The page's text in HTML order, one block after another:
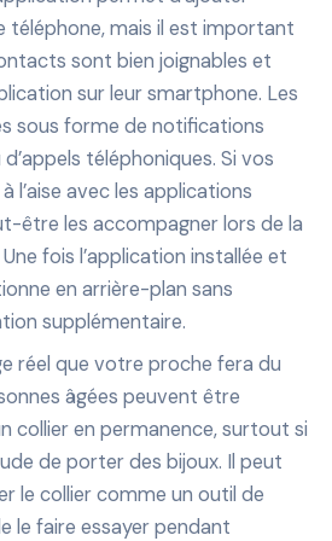
téléphone, mais il est important
sont bien joignables et
sur leur smartphone. Les
sous forme de notifications
téléphoniques. Si vos
l’aise avec les applications
être les accompagner lors de la
fois l’application installée et
en arrière-plan sans
supplémentaire.
réel que votre proche fera du
âgées peuvent être
collier en permanence, surtout si
de porter des bijoux. Il peut
le collier comme un outil de
le faire essayer pendant